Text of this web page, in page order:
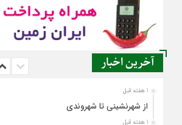
آخرین اخبار
1 هفته قبل
از شهرنشینی تا شهروندی
1 هفته قبل